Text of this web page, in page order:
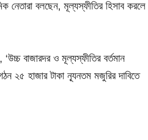
নেতারা বলছেন, মূল্যস্ফীতির হিসাব করলে
বাজারদর ও মূল্যস্ফীতির বর্তমান
২৫ হাজার টাকা ন্যূনতম মজুরির দাবিতে